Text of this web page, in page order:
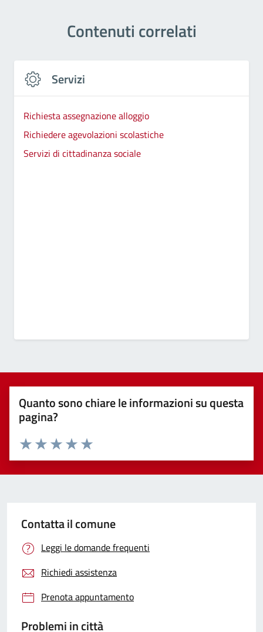
Contenuti correlati
Servizi
Richiesta assegnazione alloggio
Richiedere agevolazioni scolastiche
Servizi di cittadinanza sociale
Quanto sono chiare le informazioni su questa
pagina?
Valuta 5 stelle su 5
Valuta 4 stelle su 5
Valuta 3 stelle su 5
Valuta 2 stelle su 5
Valuta 1 stelle su 5
Contatta il comune
Leggi le domande frequenti
Richiedi assistenza
Prenota appuntamento
Problemi in città